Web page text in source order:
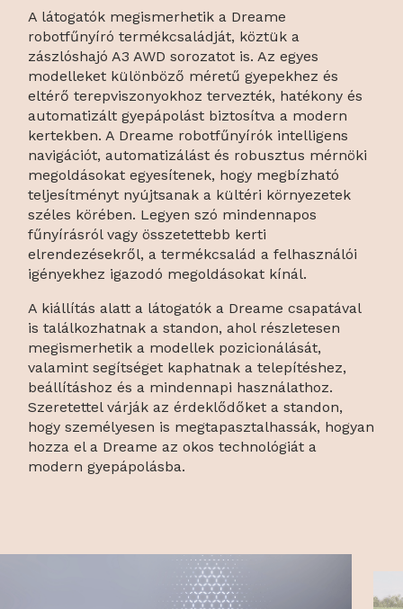
A látogatók megismerhetik a Dreame
robotfűnyíró termékcsaládját, köztük a
zászlóshajó A3 AWD sorozatot is. Az egyes
modelleket különböző méretű gyepekhez és
eltérő terepviszonyokhoz tervezték, hatékony és
automatizált gyepápolást biztosítva a modern
kertekben. A Dreame robotfűnyírók intelligens
navigációt, automatizálást és robusztus mérnöki
megoldásokat egyesítenek, hogy megbízható
teljesítményt nyújtsanak a kültéri környezetek
széles körében. Legyen szó mindennapos
fűnyírásról vagy összetettebb kerti
elrendezésekről, a termékcsalád a felhasználói
igényekhez igazodó megoldásokat kínál.
A kiállítás alatt a látogatók a Dreame csapatával
is találkozhatnak a standon, ahol részletesen
megismerhetik a modellek pozicionálását,
valamint segítséget kaphatnak a telepítéshez,
beállításhoz és a mindennapi használathoz.
Szeretettel várják az érdeklődőket a standon,
hogy személyesen is megtapasztalhassák, hogyan
hozza el a Dreame az okos technológiát a
modern gyepápolásba.